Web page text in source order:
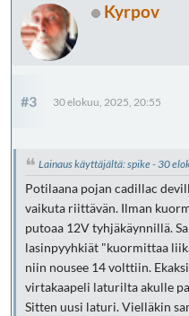
Kyrpov
#3 30 elokuu, 2025, 20:55
Lainaus käyttäjältä: spike - 30
Potilaana pojan cadillac
vaikuta riittävän. Ilman
putoaa 12V tyhjäkäynnillä.
lasinpyyhkiät "kuormittaa
niin nousee 14 volttiin.
virtakaapeli laturilta akulle
Sitten uusi laturi. Vielläkin